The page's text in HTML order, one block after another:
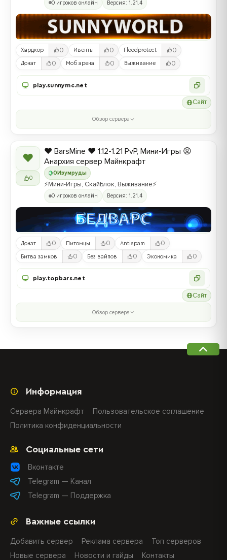
0 игроков онлайн Версия: 1.21.4
Хардкор 0 Ивенты 0 Floodprotect 0
Донат 0 Моб арена 0 Выживание 0
play.sunnymc.net
Сайт
Обзор сервера
❤
0
0 Изумруды
❤️ BarsMine ❤️ 1.12-1.21 PvP, Мини-Игры 😡
Анархия сервер Майнкрафт
⚡Мини-Игры, СкайБлок, Выживание⚡
0 игроков онлайн Версия: 1.21.4
Донат 0 Питомцы 0 Antispam 0
Битва замков 0 Без вайпов 0 Экономика 0
play.topbars.net
Сайт
Обзор сервера
Важные ссылки
Добавить сервер Реклама сервера
Топ серверов
Новые сервера
Новости и гайды Контакты
Социальные сети
Вконтакте
Telegram — Канал
Telegram — Поддержка
Информация
Сервера Майнкрафт
Пользовательское соглашение
Политика конфиденциальности